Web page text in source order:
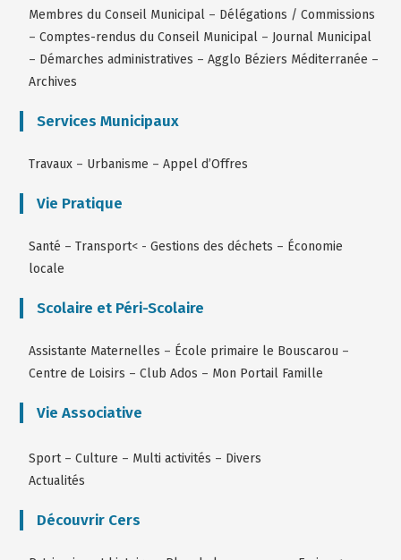
Membres du Conseil Municipal – Délégations / Commissions
–Comptes-rendus du Conseil Municipal – Journal Municipal
– Démarches administratives –Agglo Béziers Méditerranée –
Archives
Services Municipaux
Travaux – Urbanisme –Appel d’Offres
Vie Pratique
Santé –Transport< -Gestions des déchets – Économie
locale
Scolaire et Péri-Scolaire
Assistante Maternelles – École primaire le Bouscarou –
Centre de Loisirs –Club Ados – Mon Portail Famille
Vie Associative
Sport –Culture – Multi activités – Divers
Actualités
Découvrir Cers